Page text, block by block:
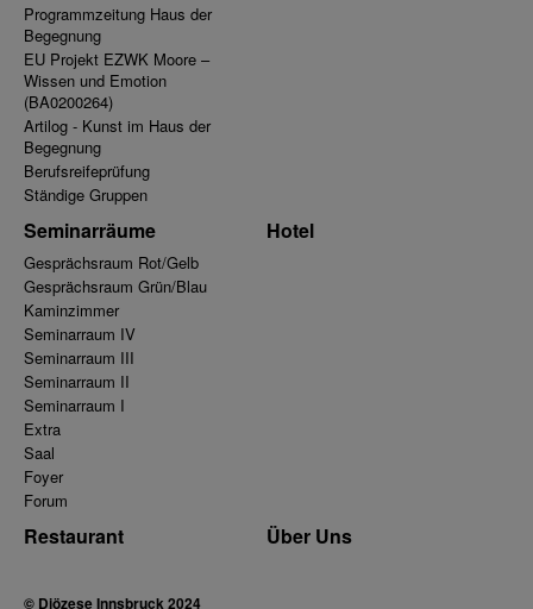
Programmzeitung Haus der
Begegnung
EU Projekt EZWK Moore –
Wissen und Emotion
(BA0200264)
Artilog - Kunst im Haus der
Begegnung
Berufsreifeprüfung
Ständige Gruppen
Seminarräume
Gesprächsraum Rot/Gelb
Gesprächsraum Grün/Blau
Kaminzimmer
Seminarraum IV
Seminarraum III
Seminarraum II
Seminarraum I
Extra
Saal
Foyer
Forum
Hotel
Restaurant Über Uns
© Diözese Innsbruck 2024